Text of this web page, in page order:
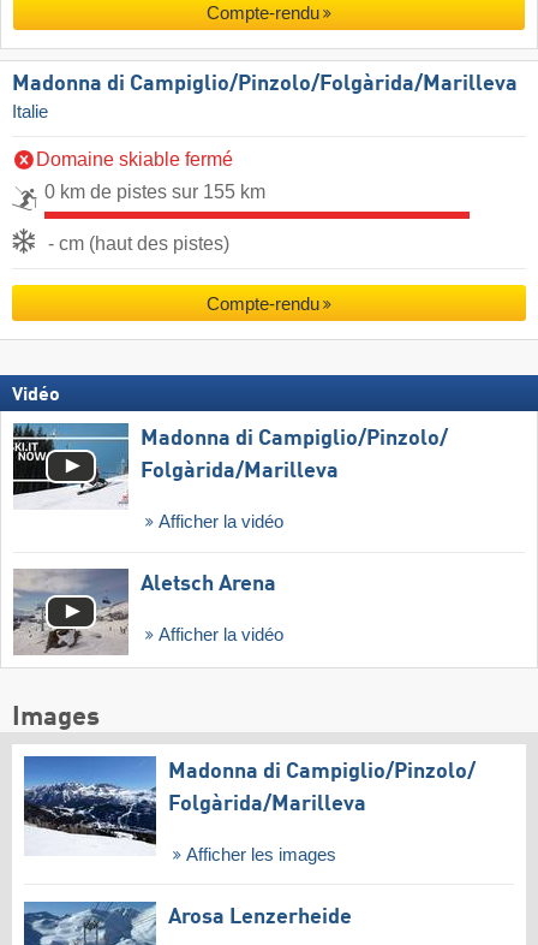
Compte-rendu
Madonna di Campiglio/​Pinzolo/​Folgàrida/​Marilleva
Italie
Domaine skiable fermé
0 km de pistes sur 155 km
- cm (haut des pistes)
Compte-rendu
Vidéo
Madonna di Campiglio/​Pinzolo/​
Folgàrida/​Marilleva
Afficher la vidéo
Aletsch Arena
Afficher la vidéo
Images
Madonna di Campiglio/​Pinzolo/​
Folgàrida/​Marilleva
Afficher les images
Arosa Lenzerheide